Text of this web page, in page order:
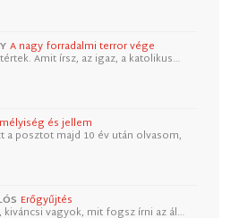
A nagy forradalmi terror vége
Amit írsz, az igaz, a katolikus…
és jellem
a posztot majd 10 év után olvasom,
Erőgyűjtés
kiváncsi vagyok, mit fogsz írni az ál…